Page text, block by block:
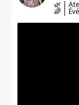
🌿 |
🌈 |